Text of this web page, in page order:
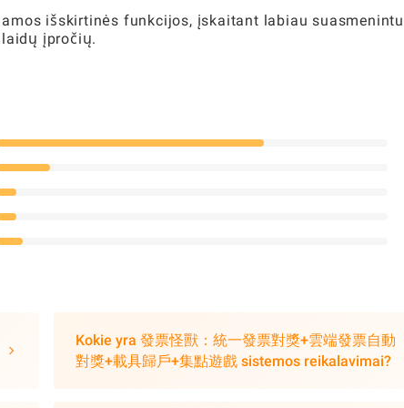
išskirtinės funkcijos, įskaitant labiau
įpročių.
Kokie yra 發票怪獸：統一發票對獎+雲端發票自動
對獎+載具歸戶+集點遊戲 sistemos reikalavimai?